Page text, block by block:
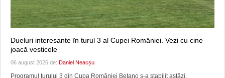
Dueluri interesante în turul 3 al Cupei României. Vezi cu cine
joacă vesticele
06 august 2026 de: Daniel Neacșu
Programul turului 3 din Cupa României Betano s-a stabilit astăzi.